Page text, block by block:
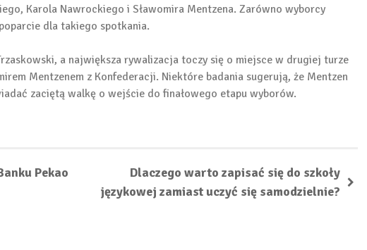
Karola Nawrockiego i Sławomira Mentzena. Zarówno wyborcy
dla takiego spotkania.​
a największa rywalizacja toczy się o miejsce w drugiej turze
Mentzenem z Konfederacji. Niektóre badania sugerują, że Mentzen
zaciętą walkę o wejście do finałowego etapu wyborów.
Pekao
Dlaczego warto zapisać się do szkoły
językowej zamiast uczyć się samodzielnie?